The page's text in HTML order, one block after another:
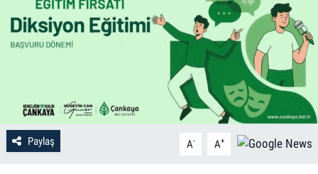
Paylaş A- A+